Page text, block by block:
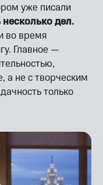
уже писали
дел.
во время
Главное —
а не с творческим
только